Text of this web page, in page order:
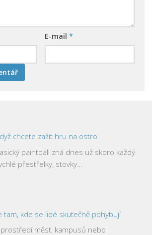
E-mail *
chcete zažít hru na ostro
paintball zná dnes už skoro každý.
přestřelky, stovky…
tam, kde se lidé skutečně pohybují
měst, kampusů nebo